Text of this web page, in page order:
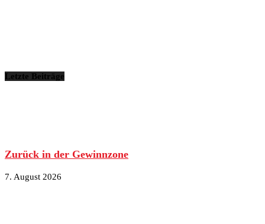
Letzte Beiträge
Zurück in der Gewinnzone
7. August 2026